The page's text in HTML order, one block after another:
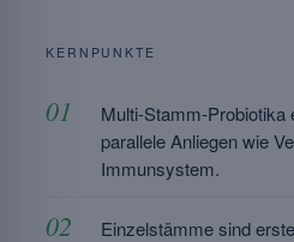
KERNPUNKTE
Multi-Stamm-Probiotika
parallele Anliegen wie
Immunsystem.
Einzelstämme sind